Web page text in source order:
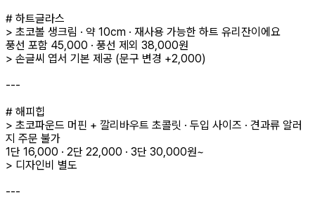
# 하트글라스
> 초코볼 생크림 · 약 10cm · 재사용 가능한 하트 유리잔이에요
풍선 포함 45,000 · 풍선 제외 38,000원
> 손글씨 엽서 기본 제공 (문구 변경 +2,000)
---
# 해피힙
> 초코파운드 머핀 + 깔리바우트 초콜릿 · 두입 사이즈 · 견과류 알러
지 주문 불가
1단 16,000 · 2단 22,000 · 3단 30,000원~
> 디자인비 별도
---